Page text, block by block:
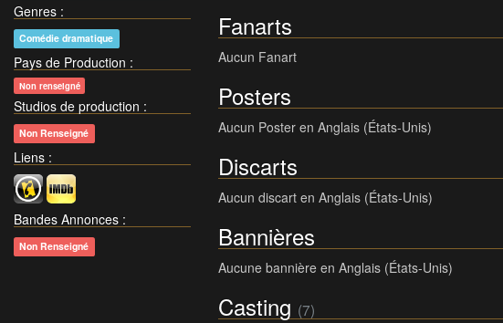
Genres :
Comédie dramatique
Pays de Production :
Non renseigné
Studios de production :
Non Renseigné
Liens :
Bandes Annonces :
Non Renseigné
Fanarts
Aucun Fanart
Posters
Aucun Poster en Anglais (États-Unis)
Discarts
Aucun discart en Anglais (États-Unis)
Bannières
Aucune bannière en Anglais (États-Unis)
Casting (7)